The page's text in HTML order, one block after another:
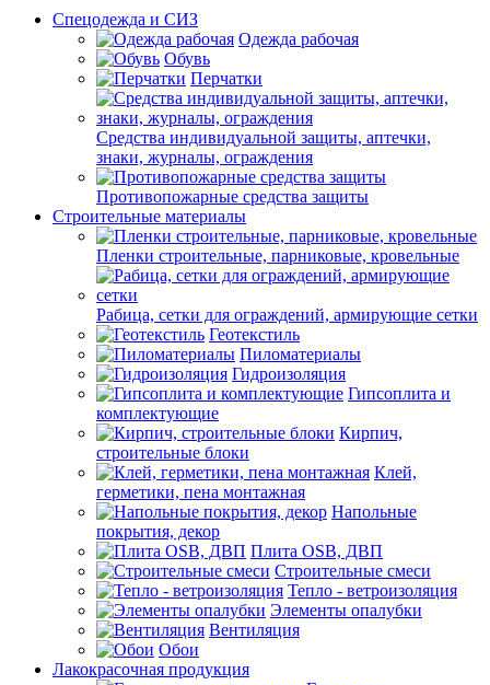
Спецодежда и СИЗ
Одежда рабочая
Обувь
Перчатки
Средства индивидуальной защиты, аптечки,
знаки, журналы, ограждения
Противопожарные средства защиты
Строительные материалы
Пленки строительные, парниковые, кровельные
Рабица, сетки для ограждений, армирующие сетки
Геотекстиль
Пиломатериалы
Гидроизоляция
Гипсоплита и
комплектующие
Кирпич,
строительные блоки
Клей,
герметики, пена монтажная
Напольные
покрытия, декор
Плита OSB, ДВП
Строительные смеси
Тепло - ветроизоляция
Элементы опалубки
Вентиляция
Обои
Лакокрасочная продукция